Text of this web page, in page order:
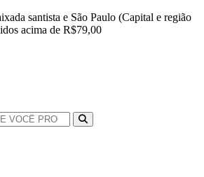
santista e São Paulo (Capital e região
acima de R$79,00